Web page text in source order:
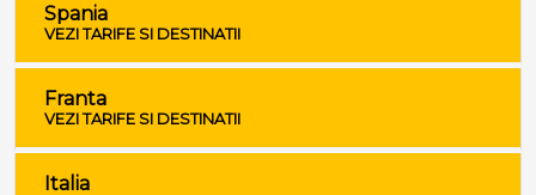
Spania
VEZI TARIFE SI DESTINATII
Franta
VEZI TARIFE SI DESTINATII
Italia